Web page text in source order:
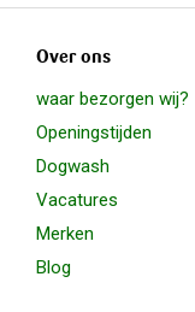
Over ons
waar bezorgen wij?
Openingstijden
Dogwash
Vacatures
Merken
Blog